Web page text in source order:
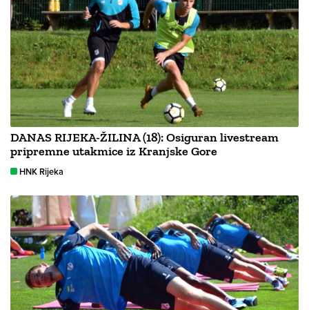
DANAS RIJEKA-ŽILINA (18): Osiguran livestream
pripremne utakmice iz Kranjske Gore
HNK Rijeka